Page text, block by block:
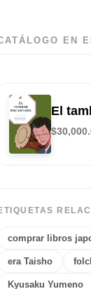
EN
El
$
comprar libros
era Taisho
Kyusaku Yumeno